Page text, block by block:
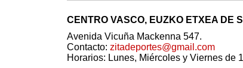
CENTRO VASCO, EUZKO ETXEA DE
Avenida Vicuña Mackenna 547.
Contacto: zitadeportes@gmail.com
Horarios: Lunes, Miércoles y Viernes de